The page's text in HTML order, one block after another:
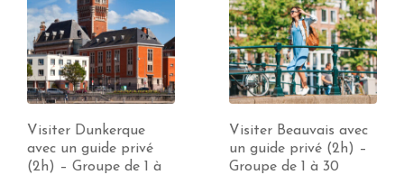
Visiter Beauvais avec
un guide privé (2h) –
Groupe de 1 à 30
Visite de Dunkerque
avec un guide privé (1
à 10h) – Groupe